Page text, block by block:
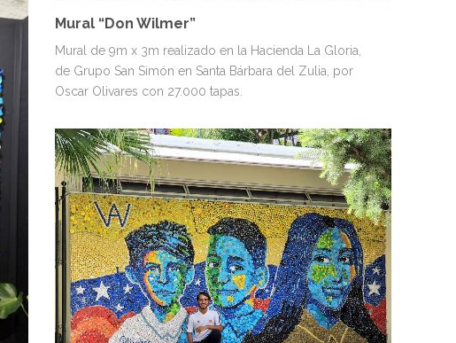
Mural “Don Wilmer”
Mural de 9m x 3m realizado en la Hacienda La Gloria,
de Grupo San Simón en Santa Bárbara del Zulia, por
Oscar Olivares con 27.000 tapas.
MURALES PERSONAJES VENEZUELA